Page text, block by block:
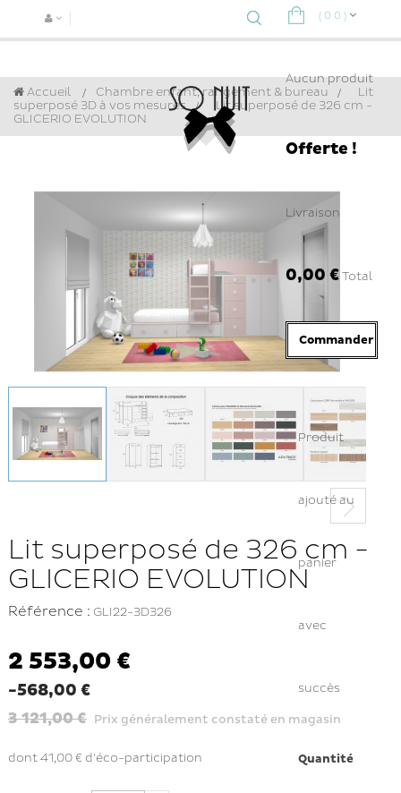
( 0 0 )
Aucun produit
Offerte !
Livraison
0,00 €Total
Commander
Produit
ajouté au
panier
avec
succès
Quantité
Accueil Chambre enfant, rangement & bureau >
Lit
superposé 3D à vos mesures
>
Lit superposé de 326 cm -
GLICERIO EVOLUTION
Lit superposé de 326 cm -
GLICERIO EVOLUTION
Référence : GLI22-3D326
2 553,00 €
-568,00 €
3 121,00 € Prix généralement constaté en magasin
dont41,00 € d'éco-participation